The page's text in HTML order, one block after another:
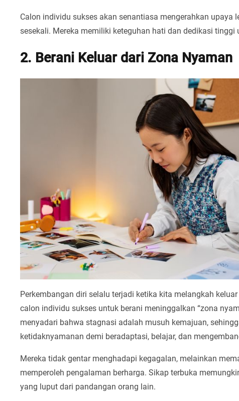
Calon individu sukses akan senantiasa mengerahkan upaya
sesekali. Mereka memiliki keteguhan hati dan dedikasi
2. Berani Keluar dari Zona Nyaman
Perkembangan diri selalu terjadi ketika kita melangkah
calon individu sukses untuk berani meninggalkan “zona
menyadari bahwa stagnasi adalah musuh kemajuan,
ketidaknyamanan demi beradaptasi, belajar, dan
Mereka tidak gentar menghadapi kegagalan, melainkan
memperoleh pengalaman berharga. Sikap terbuka
yang luput dari pandangan orang lain.